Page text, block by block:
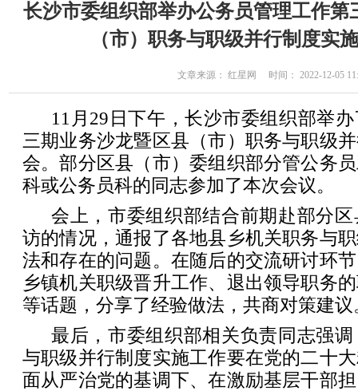
长沙市委组织部举办公务员管理工作第
（市）职务与职级并行制度实
文章来源： 红星网 时间： 2022-12-05
11月29日下午，长沙市委组织部举
三期业务沙龙暨区县（市）职务与职级
会。部分区县（市）委组织部分管公务
科或公务员科的同志参加了本次会议。
会上，市委组织部结合前期赴部分
访的情况，通报了各地县乡机关职务与
法和存在的问题。在随后的交流研讨环
乡镇机关职级晋升工作、退出领导职务
等话题，分享了经验做法，共商对策建议
最后，市委组织部相关负责同志强
与职级并行制度实施工作要在党的二十
面从严治党的基调下、在激励基层干部